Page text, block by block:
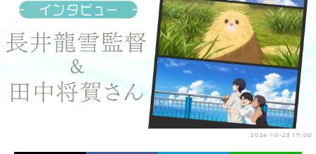
アニメ記事一覧 声優記事一覧
アニメ映画一覧 実写化映画一覧
夏アニメ
2024-10-23 17:00